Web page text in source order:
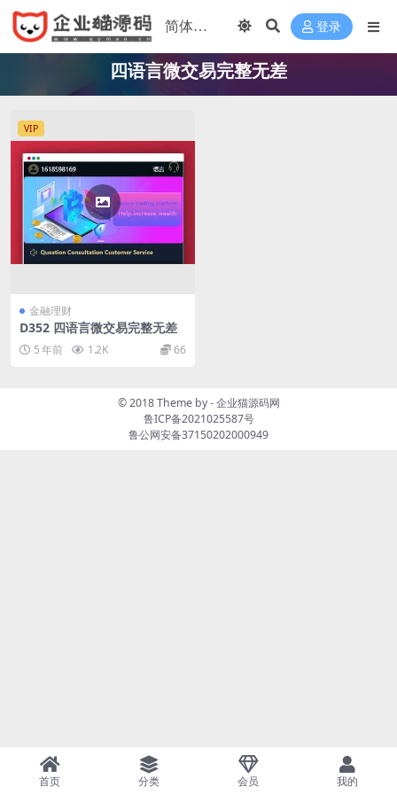
登录
四语言微交易完整无差
VIP
金融理财
D352 四语言微交易完整无差
5 年前 1.2K 66
© 2018 Theme by -企业猫源码网
鲁ICP备2021025587号
鲁公网安备37150202000949
首页 分类 会员 我的